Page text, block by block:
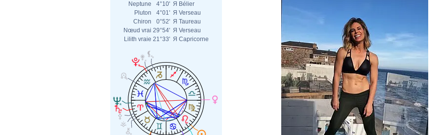
Neptune
4°10' Я Bélier
Pluton
4°01' Я Verseau
Chiron
0°52' Я Taureau
Nœud vrai 29°54' Я Verseau
Lilith vraie 21°33' Я Capricorne